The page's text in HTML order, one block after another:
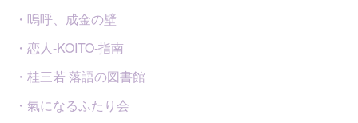
・嗚呼、成金の壁
・恋人-KOITO-指南
・桂三若 落語の図書館
・氣になるふたり会